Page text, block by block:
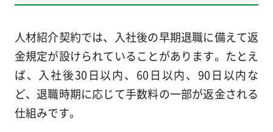
人材紹介契約では、入社後の早期退職に備えて返
金規定が設けられていることがあります。たとえ
ば、入社後30日以内、60日以内、90日以内な
ど、退職時期に応じて手数料の一部が返金される
仕組みです。